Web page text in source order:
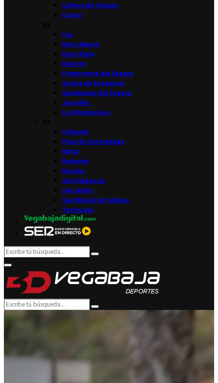
Callosa de Segura
Catral
Cox
Daya Nueva
Daya Vieja
Dolores
Formentera del Segura
Granja de Rocamora
Guardamar del Segura
Jacarilla
Los Montesinos
Orihuela
Pilar de la Horadada
Rafal
Redován
Rojales
San Fulgencio
San Isidro
San Miguel de Salinas
Torrevieja
Search
for:
Search
Primary
Menu
Search
for:
Search